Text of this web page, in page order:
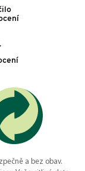
a bez obav.